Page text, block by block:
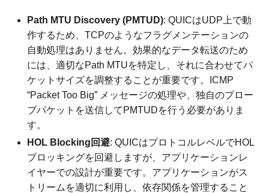
Path MTU Discovery (PMTUD): QUICはUDP上で動
作するため、TCPのようなフラグメンテーションの
自動処理はありません。効果的なデータ転送のため
には、適切なPath MTUを特定し、それに合わせてパ
ケットサイズを調整することが重要です。ICMP
“Packet Too Big” メッセージの処理や、独自のプロー
ブパケットを送信してPMTUDを行う必要がありま
す。
HOL Blocking回避: QUICはプロトコルレベルでHOL
ブロッキングを回避しますが、アプリケーションレ
イヤーでの設計が重要です。アプリケーションがス
トリームを適切に利用し、依存関係を管理すること